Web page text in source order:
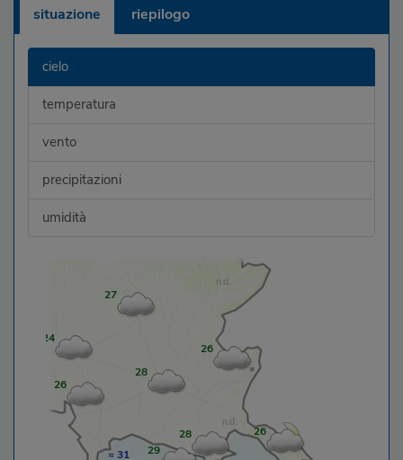
situazione riepilogo
cielo
temperatura
vento
precipitazioni
umidità